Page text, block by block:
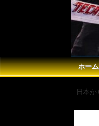
ホーム
日本